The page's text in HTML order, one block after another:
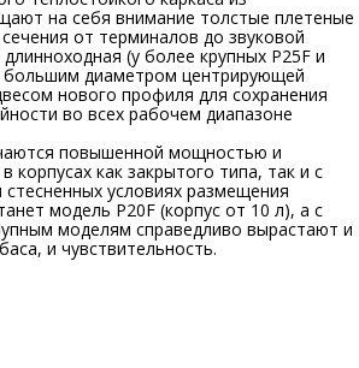
на себя внимание толстые плетеные
от терминалов до звуковой
(у более крупных P25F и
большим диаметром центрирующей
нового профиля для сохранения
во всех рабочем диапазоне
повышенной мощностью и
корпусах как закрытого типа, так и с
условиях размещения
модель P20F (корпус от 10 л), а с
моделям справедливо вырастают и
и чувствительность.